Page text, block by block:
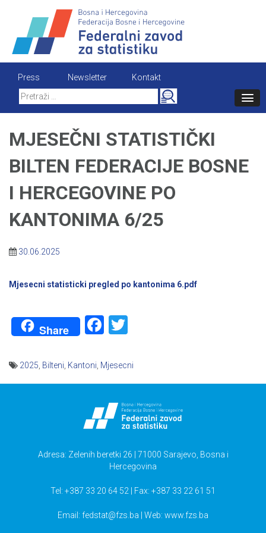
content
Press Newsletter
Kontakt
Search
for:
MJESEČNI STATISTIČKI
BILTEN FEDERACIJE BOSNE
I HERCEGOVINE PO
KANTONIMA 6/25
30.06.2025
Mjesecni statisticki pregled po kantonima 6.pdf
Share Facebook
2025 Bilteni Kantoni Mjesecni
Adresa: Zelenih beretki 26 | 71000 Sarajevo, Bosna i
Hercegovina
Tel: +387 33 20 64 52 | Fax: +387 33 22 61 51
Email: fedstat@fzs.ba | Web: www.fzs.ba